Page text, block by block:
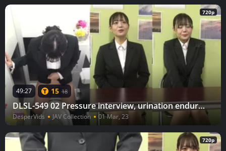
720p
49:27 15 18
DLSL-549 02 Pressure interview, urination endurance and last-minute maximum urination
DesperVids JAV Collection 01 Mar, 23
720p